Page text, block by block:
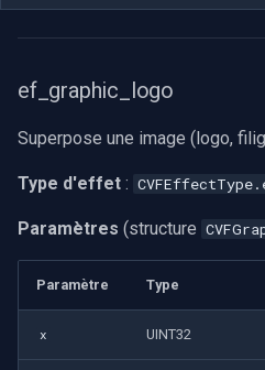
Combinaisons d'effets
Rendu film vintage
Qualité broadcast
Mode confidentialité
Voir aussi
ef_graphic_logo
Superpose une image (logo,
Type d'effet :
Paramètres (structure
Paramètre Type
x UINT32